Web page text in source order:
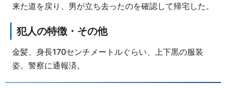
来た道を戻り、男が立ち去ったのを確認して帰宅した。
犯人の特徴・その他
金髪、身長170センチメートルぐらい、上下黒の服装
姿。警察に通報済。